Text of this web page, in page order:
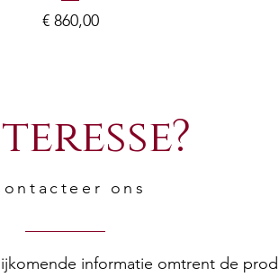
Prijs
€ 860,00
ons
informatie omtrent de